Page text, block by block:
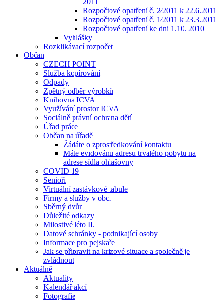
2011
Rozpočtové opatření č. 2⁄2011 k 22.6.2011
Rozpočtové opatření č. 1⁄2011 k 23.3.2011
Rozpočtové opatření ke dni 1.10. 2010
Vyhlášky
Rozklikávací rozpočet
Občan
CZECH POINT
Služba kopírování
Odpady
Zpětný odběr výrobků
Knihovna ICVA
Využívání prostor ICVA
Sociálně právní ochrana dětí
Úřad práce
Občan na úřadě
Žádáte o zprostředkování kontaktu
Máte evidovánu adresu trvalého pobytu na
adrese sídla ohlašovny
COVID 19
Senioři
Virtuální zastávkové tabule
Firmy a služby v obci
Sběrný dvůr
Důležité odkazy
Milostivé léto II.
Datové schránky - podnikající osoby
Informace pro pejskaře
Jak se připravit na krizové situace a společně je
zvládnout
Aktuálně
Aktuality
Kalendář akcí
Fotografie